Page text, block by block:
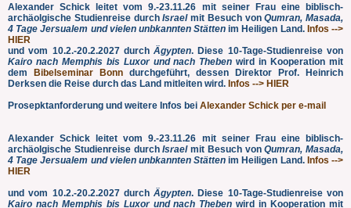
Alexander Schick leitet vom 9.-23.11.26 mit seiner Frau eine biblisch-
archäolgische Studienreise durchIsrael mit Besuch vonQumran, Masada,
4 Tage Jersualem und vielen unbkannten Stätten im Heiligen Land. Infos -->
HIER
und vom 10.2.-20.2.2027 durchÄgypten. Diese 10-Tage-Studienreise von
Kairo nach Memphis bis Luxor und nach Thebenwird in Kooperation mit
dem
Bibelseminar Bonn durchgeführt, dessen Direktor Prof. Heinrich
Derksen die Reise durch das Land mitleiten wird. Infos --> HIER
Prosepktanforderung und weitere Infos bei Alexander Schick per e-mail
Alexander Schick leitet vom 9.-23.11.26 mit seiner Frau eine biblisch-
archäolgische Studienreise durchIsrael mit Besuch vonQumran, Masada,
4 Tage Jersualem und vielen unbkannten Stätten im Heiligen Land. Infos -->
HIER
und vom 10.2.-20.2.2027 durchÄgypten. Diese 10-Tage-Studienreise von
Kairo nach Memphis bis Luxor und nach Thebenwird in Kooperation mit